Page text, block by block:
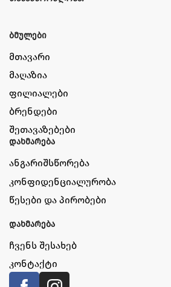
ბმულები
მთავარი
მაღაზია
ფილიალები
ბრენდები
შეთავაზებები
დახმარება
ანგარიშსწორება
კონფიდენციალურობა
წესები და პირობები
დახმარება
ჩვენს შესახებ
კონტაქტი